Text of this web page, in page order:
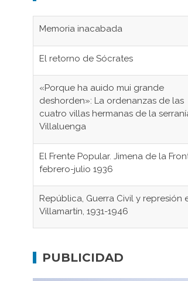
Memoria inacabada
El retorno de Sócrates
«Porque ha auido mui grande
deshorden»: La ordenanzas de las
cuatro villas hermanas de la
Villaluenga
El Frente Popular. Jimena de la
febrero-julio 1936
República, Guerra Civil y represión
Villamartín, 1931-1946
concentración nazis
PUBLICIDAD